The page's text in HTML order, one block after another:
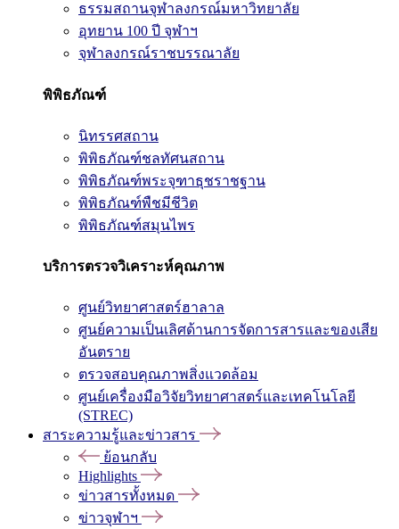
ธรรมสถานจุฬาลงกรณ์มหาวิทยาลัย
อุทยาน 100 ปี จุฬาฯ
จุฬาลงกรณ์ราชบรรณาลัย
พิพิธภัณฑ์
นิทรรศสถาน
พิพิธภัณฑ์ชลทัศนสถาน
พิพิธภัณฑ์พระจุฑาธุชราชฐาน
พิพิธภัณฑ์พืชมีชีวิต
พิพิธภัณฑ์สมุนไพร
บริการตรวจวิเคราะห์คุณภาพ
ศูนย์วิทยาศาสตร์ฮาลาล
ศูนย์ความเป็นเลิศด้านการจัดการสารและของเสีย
อันตราย
ตรวจสอบคุณภาพสิ่งแวดล้อม
ศูนย์เครื่องมือวิจัยวิทยาศาสตร์และเทคโนโลยี
(STREC)
สาระความรู้และข่าวสาร
ย้อนกลับ
Highlights
ข่าวสารทั้งหมด
ข่าวจุฬาฯ